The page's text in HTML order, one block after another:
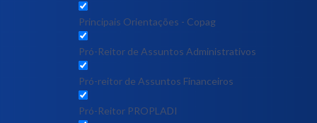
Principais Orientações - Copag
Pró-Reitor de Assuntos Administrativos
Pró-reitor de Assuntos Financeiros
Pró-Reitor PROPLADI